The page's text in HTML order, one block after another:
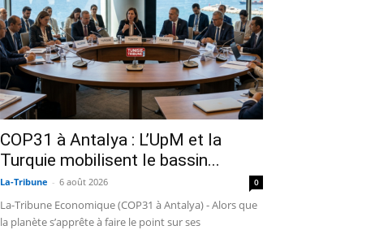
COP31 à Antalya : L’UpM et la
Turquie mobilisent le bassin...
La-Tribune - 6 août 2026 0
La-Tribune Economique (COP31 à Antalya) - Alors que
la planète s’apprête à faire le point sur ses